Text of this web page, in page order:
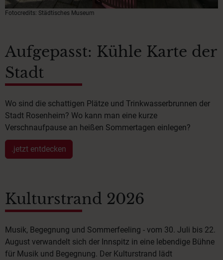
Fotocredits: Städtisches Museum
Aufgepasst: Kühle Karte der
Stadt
Wo sind die schattigen Plätze und Trinkwasserbrunnen der
Stadt Rosenheim? Wo kann man eine kurze
Verschnaufpause an heißen Sommertagen einlegen?
.jetzt entdecken
Kulturstrand 2026
Musik, Begegnung und Sommerfeeling - vom 30. Juli bis 22.
August verwandelt sich der Innspitz in eine lebendige Bühne
für Musik und Begegnung. Der Kulturstrand lädt